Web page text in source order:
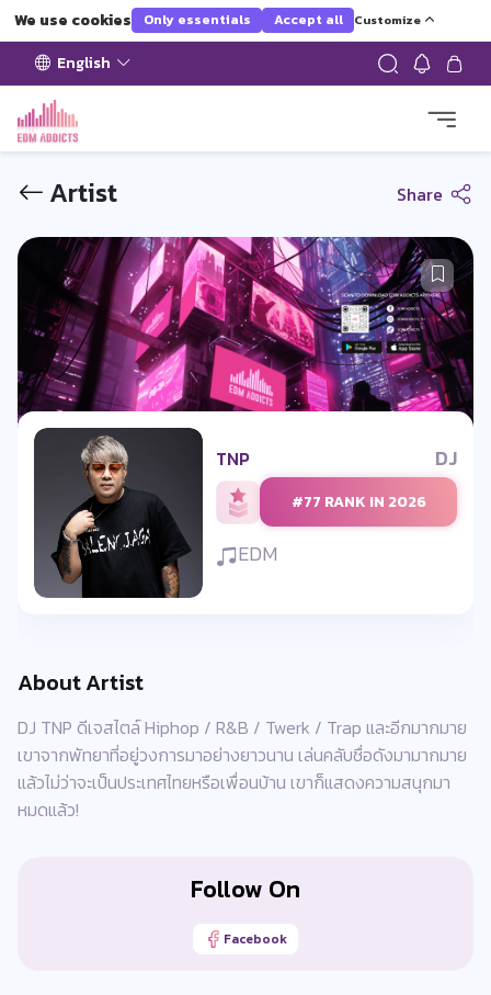
We use cookies Only essentials Accept all Customize
English
Artist Share
TNP DJ
#77 RANK IN 2026
EDM
About Artist
DJ TNP ดีเจสไตล์ Hiphop / R&B / Twerk / Trap และอีกมากมาย
เขาจากพัทยาที่อยู่วงการมาอย่างยาวนาน เล่นคลับชื่อดังมามากมาย
แล้วไม่ว่าจะเป็นประเทศไทยหรือเพื่อนบ้าน เขาก็แสดงความสนุกมา
หมดแล้ว!
Follow On
Facebook